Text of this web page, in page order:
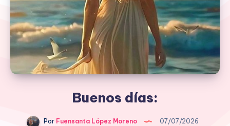
Buenos días:
PorFuensanta López Moreno
07/07/2026